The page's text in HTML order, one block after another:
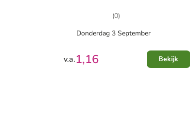
(0)
Donderdag 3 September
v.a.1,16 Bekijk